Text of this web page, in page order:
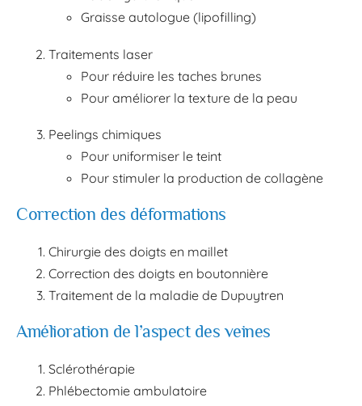
Graisse autologue (lipofilling)
Traitements laser
Pour réduire les taches brunes
Pour améliorer la texture de la peau
Peelings chimiques
Pour uniformiser le teint
Pour stimuler la production de collagène
Correction des déformations
Chirurgie des doigts en maillet
Correction des doigts en boutonnière
Traitement de la maladie de Dupuytren
Amélioration de l’aspect des veines
Sclérothérapie
Phlébectomie ambulatoire